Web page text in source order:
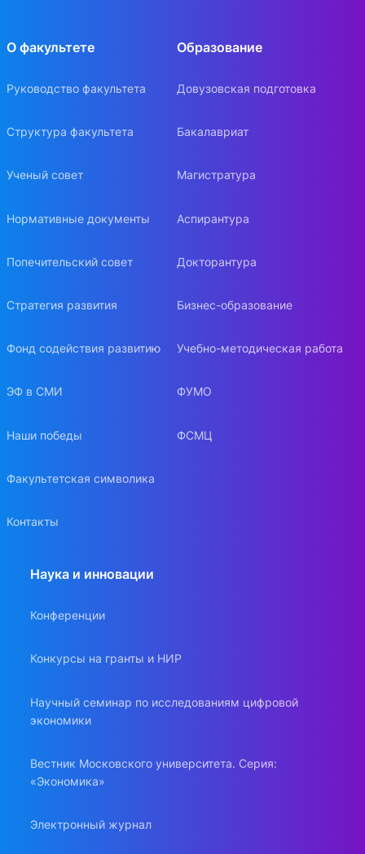
О факультете
Руководство факультета
Структура факультета
Ученый совет
Нормативные документы
Попечительский совет
Стратегия развития
Фонд содействия развитию
ЭФ в СМИ
Наши победы
Факультетская символика
Контакты
Образование
Довузовская подготовка
Бакалавриат
Магистратура
Аспирантура
Докторантура
Бизнес-образование
Учебно-методическая работа
ФУМО
ФСМЦ
Наука и инновации
Конференции
Конкурсы на гранты и НИР
Научный семинар по исследованиям цифровой
экономики
Вестник Московского университета. Серия:
«Экономика»
Электронный журнал